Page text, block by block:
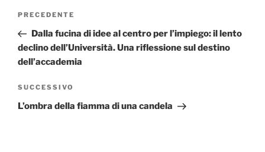
Navigazione
Articolo
precedente:
PRECEDENTE
Dalla fucina di idee al centro per l’impiego: il lento
declino dell’Università. Una riflessione sul destino
dell’accademia
Articolo
successivo
SUCCESSIVO
L’ombra della fiamma di una candela